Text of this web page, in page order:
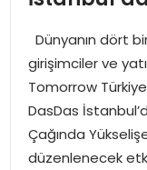
TEKNOLOJI
SAĞLIK
MAGAZIN
Dünyanın dört
girişimciler ve
Tomorrow
DasDas
Çağında
düzenlenecek